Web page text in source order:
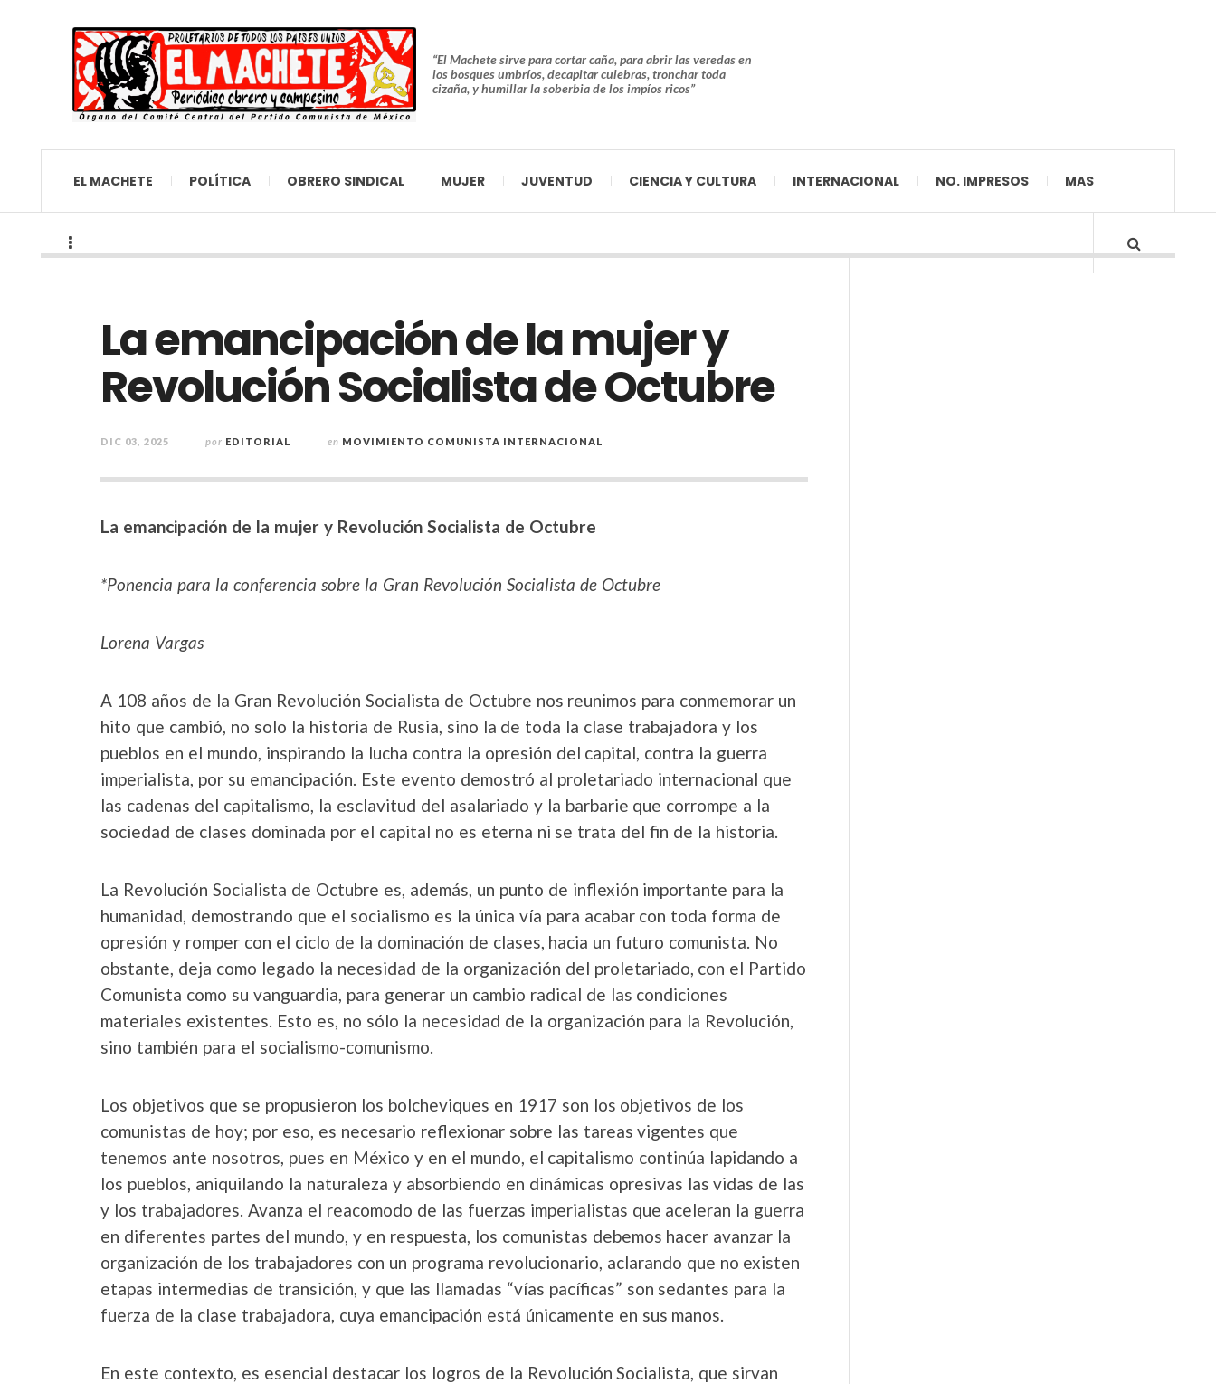
“El Machete sirve para cortar caña, para abrir las veredas en
los bosques umbríos, decapitar culebras, tronchar toda
cizaña, y humillar la soberbia de los impíos ricos”
EL MACHETE POLÍTICA OBRERO SINDICAL MUJER JUVENTUD CIENCIA Y CULTURA INTERNACIONAL NO. IMPRESOS MAS
La emancipación de la mujer y
Revolución Socialista de Octubre
DIC 03, 2025 por EDITORIAL en MOVIMIENTO COMUNISTA INTERNACIONAL
La emancipación de la mujer y Revolución Socialista de Octubre
*Ponencia para la conferencia sobre la Gran Revolución Socialista de Octubre
Lorena Vargas
A 108 años de la Gran Revolución Socialista de Octubre nos reunimos para conmemorar un
hito que cambió, no solo la historia de Rusia, sino la de toda la clase trabajadora y los
pueblos en el mundo, inspirando la lucha contra la opresión del capital, contra la guerra
imperialista, por su emancipación. Este evento demostró al proletariado internacional que
las cadenas del capitalismo, la esclavitud del asalariado y la barbarie que corrompe a la
sociedad de clases dominada por el capital no es eterna ni se trata del fin de la historia.
La Revolución Socialista de Octubre es, además, un punto de inflexión importante para la
humanidad, demostrando que el socialismo es la única vía para acabar con toda forma de
opresión y romper con el ciclo de la dominación de clases, hacia un futuro comunista. No
obstante, deja como legado la necesidad de la organización del proletariado, con el Partido
Comunista como su vanguardia, para generar un cambio radical de las condiciones
materiales existentes. Esto es, no sólo la necesidad de la organización para la Revolución,
sino también para el socialismo-comunismo.
Los objetivos que se propusieron los bolcheviques en 1917 son los objetivos de los
comunistas de hoy; por eso, es necesario reflexionar sobre las tareas vigentes que
tenemos ante nosotros, pues en México y en el mundo, el capitalismo continúa lapidando a
los pueblos, aniquilando la naturaleza y absorbiendo en dinámicas opresivas las vidas de las
y los trabajadores. Avanza el reacomodo de las fuerzas imperialistas que aceleran la guerra
en diferentes partes del mundo, y en respuesta, los comunistas debemos hacer avanzar la
organización de los trabajadores con un programa revolucionario, aclarando que no existen
etapas intermedias de transición, y que las llamadas “vías pacíficas” son sedantes para la
fuerza de la clase trabajadora, cuya emancipación está únicamente en sus manos.
En este contexto, es esencial destacar los logros de la Revolución Socialista, que sirvan